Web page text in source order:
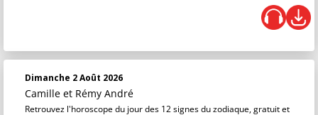
Dimanche 2 Août 2026
Camille et Rémy André
Retrouvez l'horoscope du jour des 12 signes du zodiaque, gratuit et